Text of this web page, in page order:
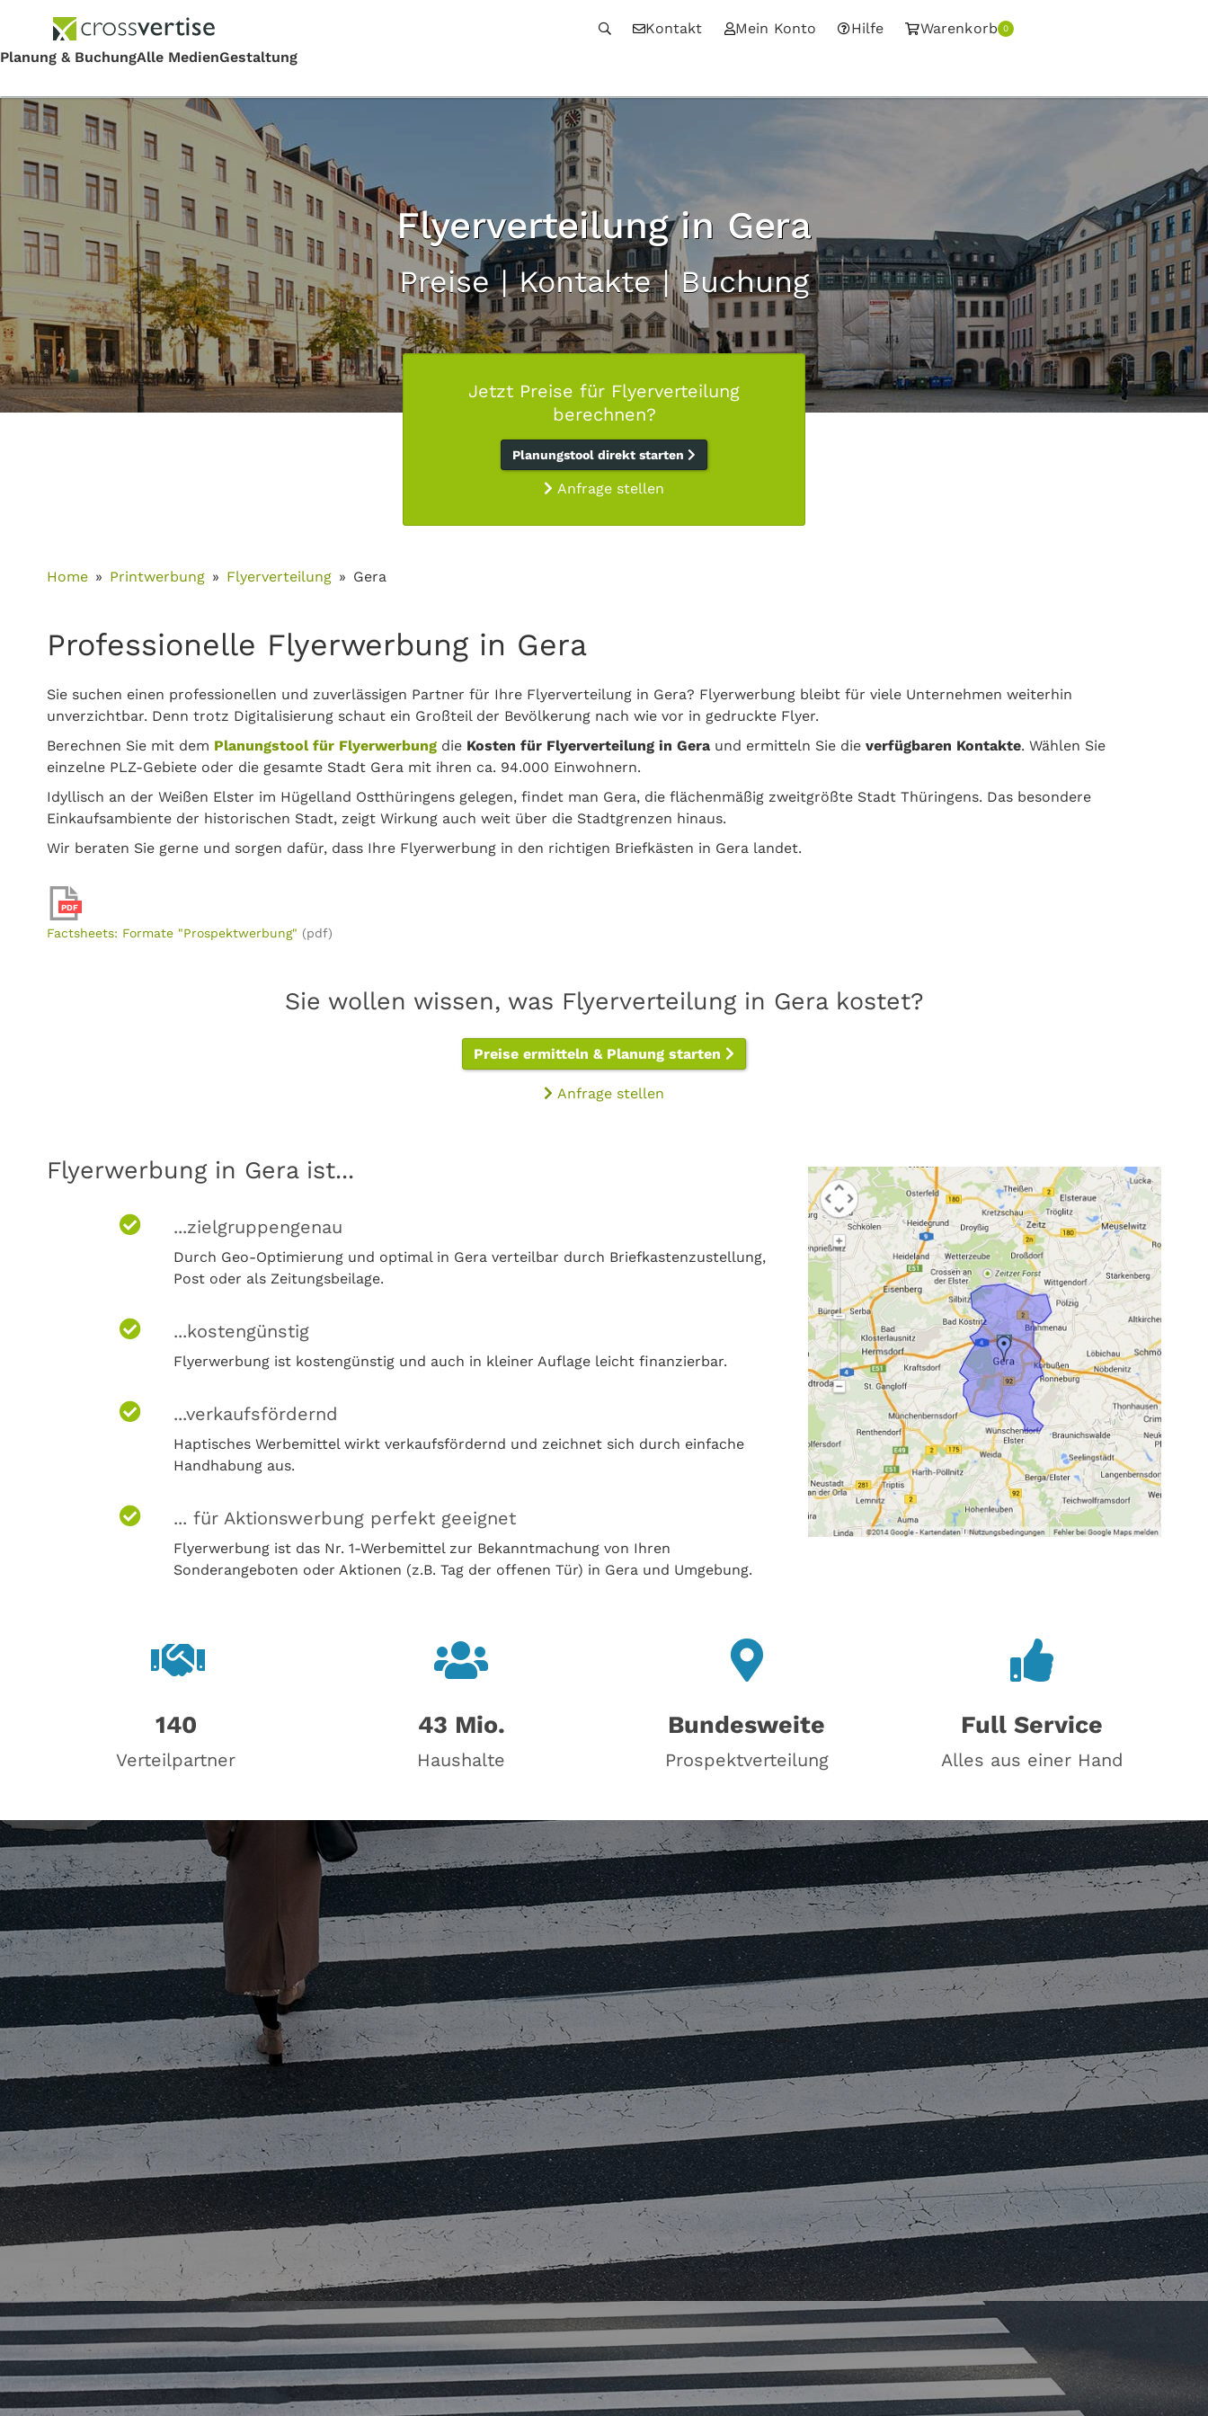
Kontakt Mein Konto Hilfe Warenkorb 0
Flyerverteilung in Gera
Preise | Kontakte | Buchung
Jetzt Preise für Flyerverteilung
berechnen?
Planungstool direkt starten
Anfrage stellen
Home Printwerbung Flyerverteilung Gera
Professionelle Flyerwerbung in Gera
Sie suchen einen professionellen und zuverlässigen Partner für Ihre Flyerverteilung in Gera? Flyerwerbung bleibt für viele Unternehmen weiterhin
unverzichtbar. Denn trotz Digitalisierung schaut ein Großteil der Bevölkerung nach wie vor in gedruckte Flyer.
Berechnen Sie mit dem Planungstool für Flyerwerbung die Kosten für Flyerverteilung in Gera und ermitteln Sie die verfügbaren Kontakte. Wählen Sie
einzelne PLZ-Gebiete oder die gesamte Stadt Gera mit ihren ca. 94.000 Einwohnern.
Idyllisch an der Weißen Elster im Hügelland Ostthüringens gelegen, findet man Gera, die flächenmäßig zweitgrößte Stadt Thüringens. Das besondere
Einkaufsambiente der historischen Stadt, zeigt Wirkung auch weit über die Stadtgrenzen hinaus.
Wir beraten Sie gerne und sorgen dafür, dass Ihre Flyerwerbung in den richtigen Briefkästen in Gera landet.
PDF
Factsheets: Formate "Prospektwerbung" (pdf)
Sie wollen wissen, was Flyerverteilung in Gera kostet?
Preise ermitteln & Planung starten
Anfrage stellen
Flyerwerbung in Gera ist...
...zielgruppengenau
Durch Geo-Optimierung und optimal in Gera verteilbar durch Briefkastenzustellung,
Post oder als Zeitungsbeilage.
...kostengünstig
Flyerwerbung ist kostengünstig und auch in kleiner Auflage leicht finanzierbar.
...verkaufsfördernd
Haptisches Werbemittel wirkt verkaufsfördernd und zeichnet sich durch einfache
Handhabung aus.
... für Aktionswerbung perfekt geeignet
Flyerwerbung ist das Nr. 1-Werbemittel zur Bekanntmachung von Ihren
Sonderangeboten oder Aktionen (z.B. Tag der offenen Tür) in Gera und Umgebung.
140
Verteilpartner
43 Mio.
Haushalte
Bundesweite
Prospektverteilung
Full Service
Alles aus einer Hand